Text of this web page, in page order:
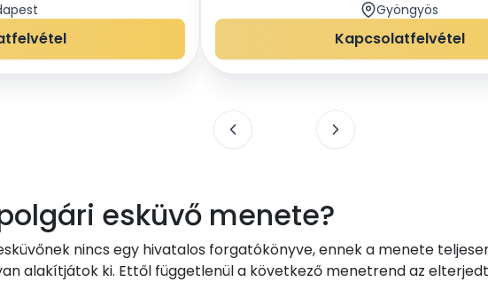
Gyöngyös
Kapcsolatfelvétel
esküvő menete?
nincs egy hivatalos forgatókönyve, ennek a menete
alakítjátok ki. Ettől függetlenül a következő menetrend az